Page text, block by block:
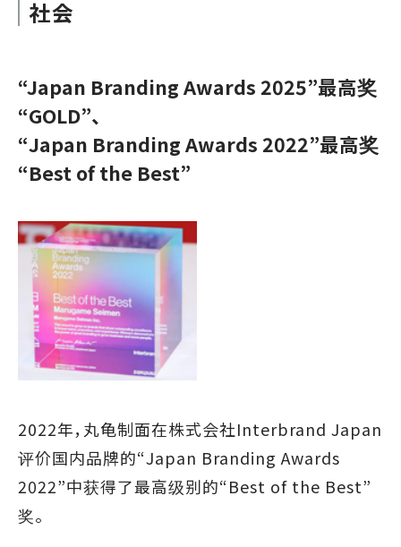
社会
“Japan Branding Awards 2025”最高奖
“GOLD”、
“Japan Branding Awards 2022”最高奖
“Best of the Best”
2022年，丸龟制面在株式会社Interbrand Japan
评价国内品牌的“Japan Branding Awards
2022”中获得了最高级别的“Best of the Best”
奖。